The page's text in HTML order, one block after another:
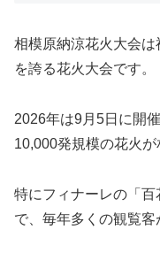
相模原納涼花火大会
を誇る花火大会です。
2026年は9月5日に開
10,000発規模の花火が
特にフィナーレの「
で、毎年多くの観覧客